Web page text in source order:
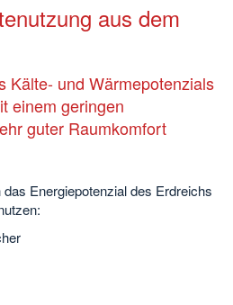
aus dem
Kälte- und Wärmepotenzials
einem geringen
guter Raumkomfort
Energiepotenzial des Erdreichs